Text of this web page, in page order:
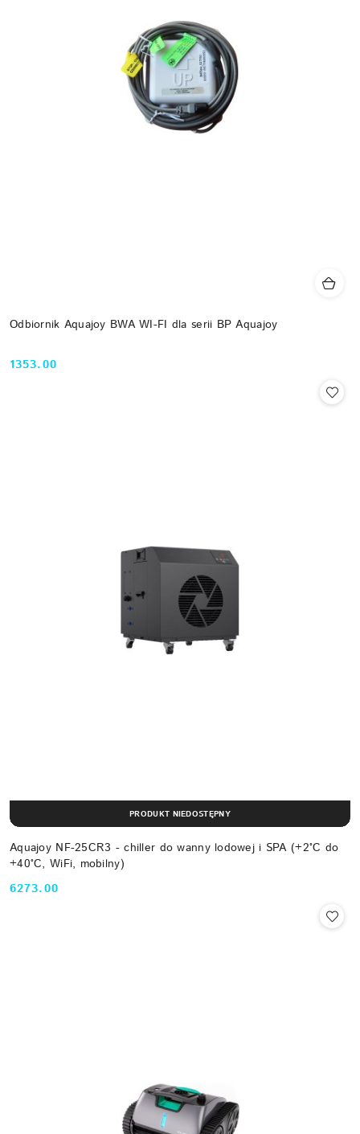
Odbiornik Aquajoy BWA WI-FI dla serii BP Aquajoy
Cena:
1353.00
Aquajoy NF-25CR3 - chiller do wanny lodowej i SPA (+2°C do
+40°C, WiFi, mobilny)
Cena:
6273.00
PRODUKT NIEDOSTĘPNY